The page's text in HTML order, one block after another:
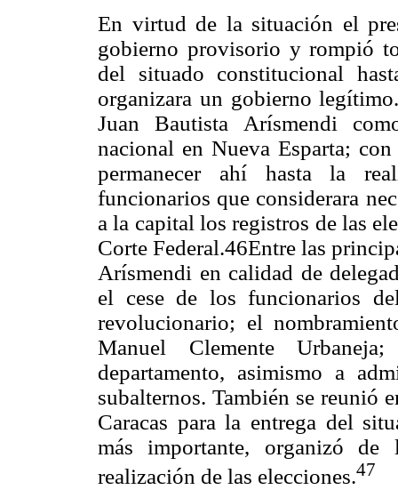
En virtud de la situación el
gobierno provisorio y rompió
del situado constitucional
organizara un gobierno
Juan Bautista Arísmendi
nacional en Nueva Esparta;
permanecer ahí hasta la
funcionarios que considerara
a la capital los registros de las
Corte Federal.46Entre las
Arísmendi en calidad de
el cese de los funcionarios
revolucionario; el
Manuel Clemente
departamento, asimismo a
subalternos. También se reunió
Caracas para la entrega del
más importante, organizó
realización de las elecciones.47